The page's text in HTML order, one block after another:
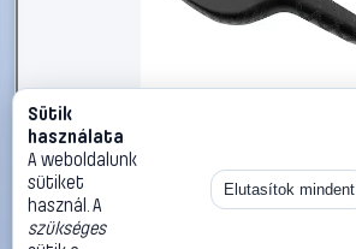
#2734365
kwb 927540 Csavaros bilincs
kwb
3 290 Ft
Sütik
használata
A weboldalunk
sütiket
használ. A
szükséges
Elutasítok mindent